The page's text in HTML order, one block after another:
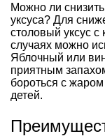
Можно ли
уксуса? Для
столовый уксус с
случаях можно
Яблочный или
приятным
бороться с
детей.